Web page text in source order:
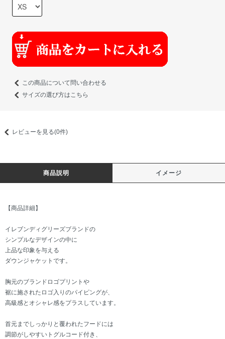
この商品について問い合わせる
サイズの選び方はこちら
レビューを見る(0件)
商品説明 イメージ
【商品詳細】
イレブンディグリーズブランドの
シンプルなデザインの中に
上品な印象を与える
ダウンジャケットです。
胸元のブランドロゴプリントや
裾に施されたロゴ入りのパイピングが、
高級感とオシャレ感をプラスしています。
首元までしっかりと覆われたフードには
調節がしやすいトグルコード付き、